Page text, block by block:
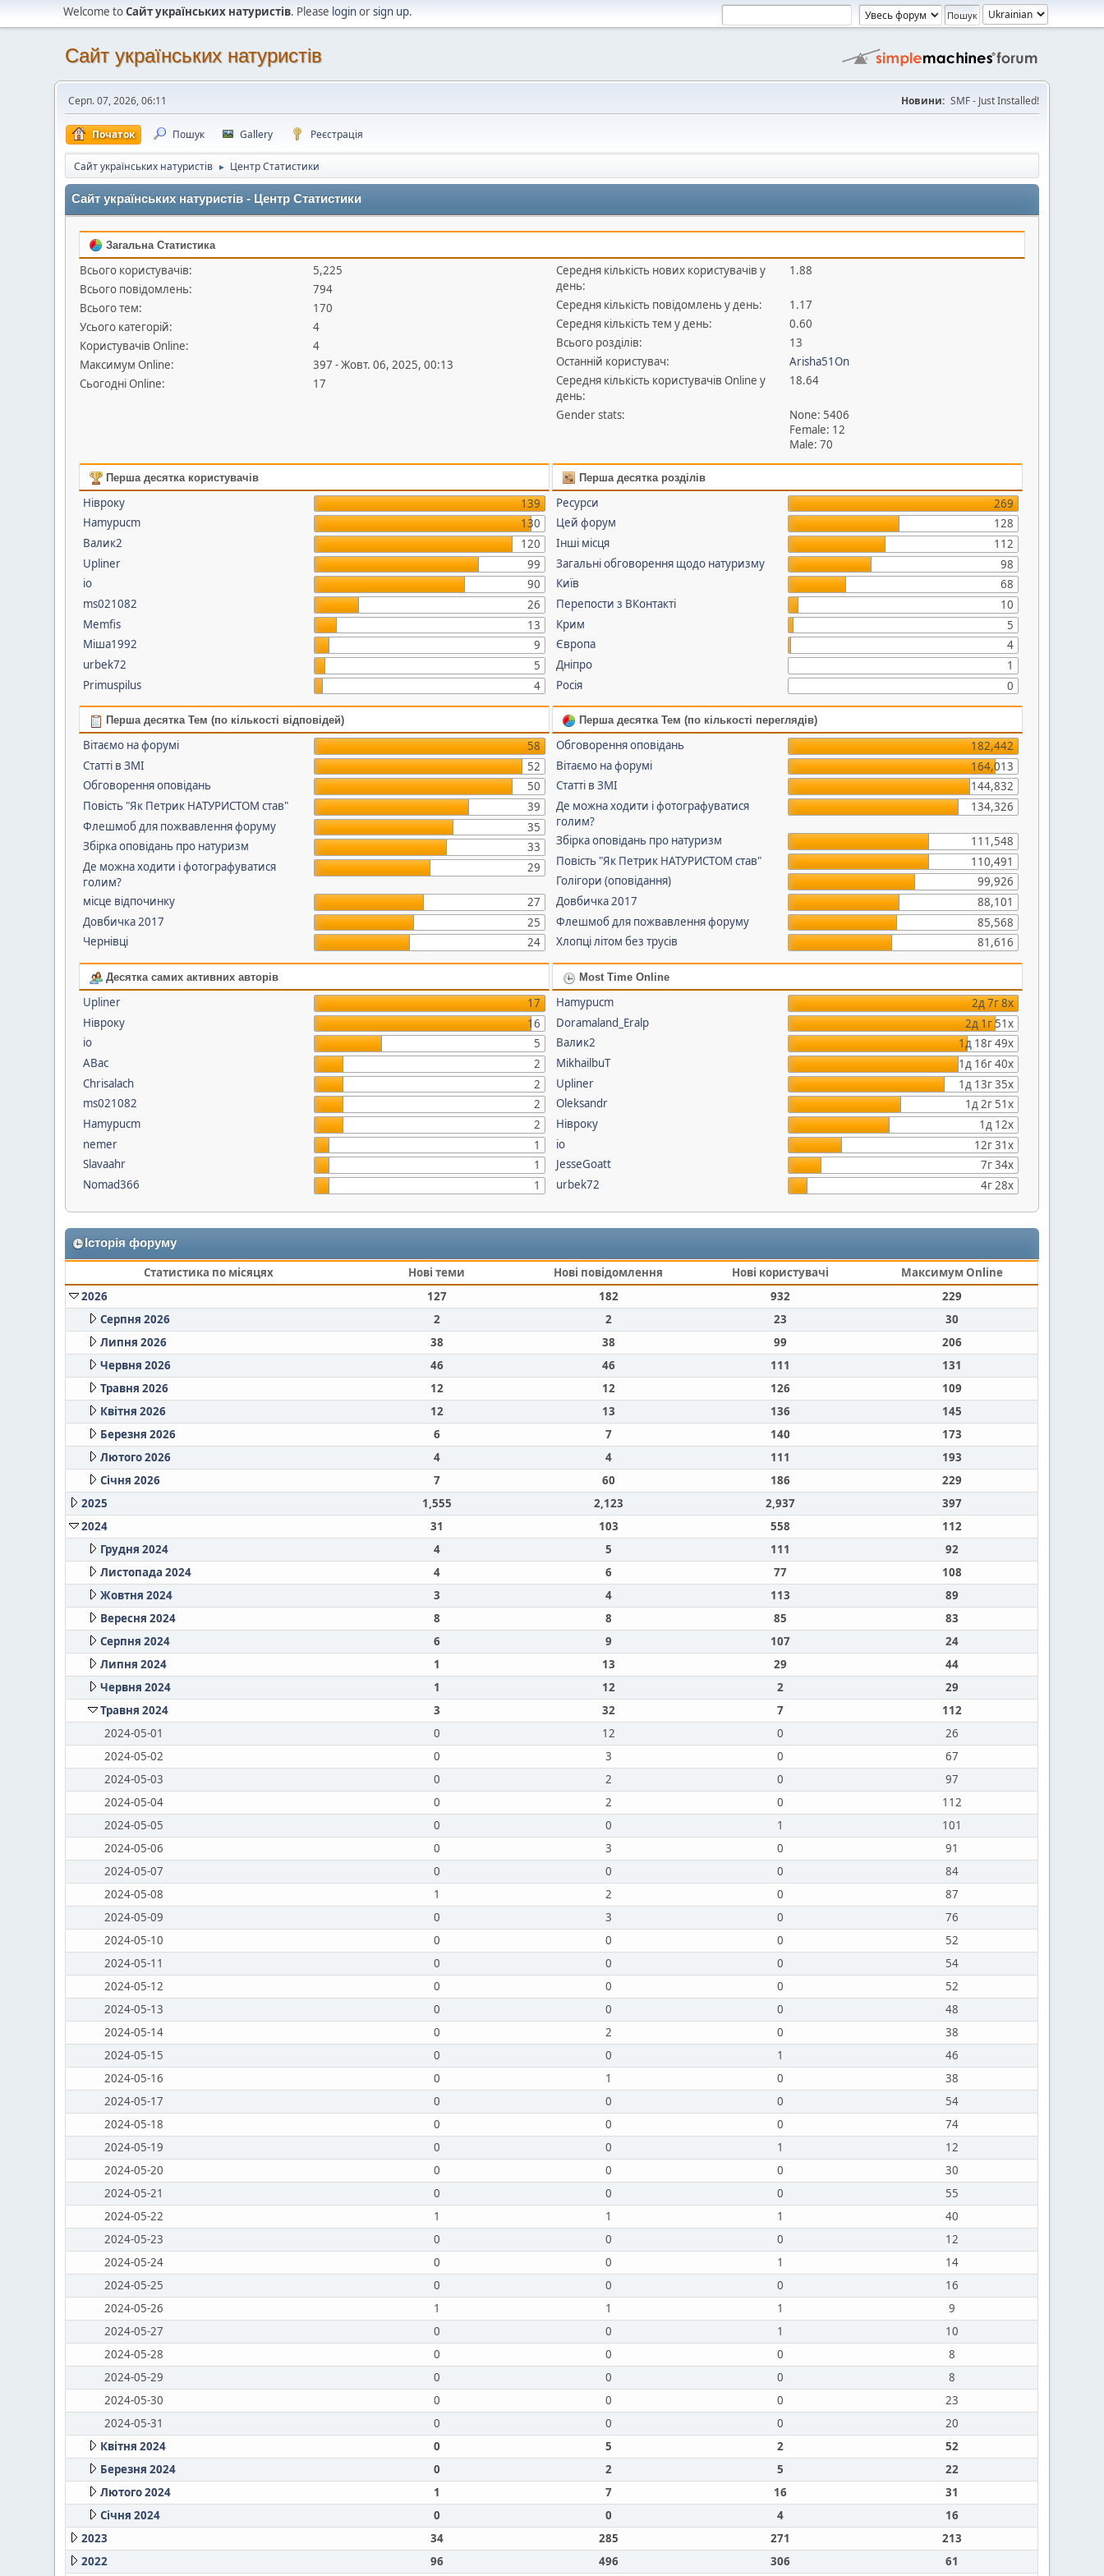
Welcome toСайт українських натуристів. Please loginorsign up.
Сайт українських натуристів
Серп. 07, 2026, 06:11 Новини: SMF - Just Installed!
Початок Пошук Gallery Реєстрація
Сайт українських натуристів ► Центр Статистики
Сайт українських натуристів - Центр Статистики
Загальна Статистика
Всього користувачів:
5,225
Всього повідомлень:
794
Всього тем:
170
Усього категорій:
4
Користувачів Online:
4
Максимум Online:
397 - Жовт. 06, 2025, 00:13
Сьогодні Online:
17
Середня кількість нових користувачів у
день:
1.88
Середня кількість повідомлень у день:
1.17
Середня кількість тем у день:
0.60
Всього розділів:
13
Останній користувач:
Arisha51On
Середня кількість користувачів Оnline у
день:
18.64
Gender stats:
None: 5406
Female: 12
Male: 70
Перша десятка користувачів
Нівроку
139
Hamypucm
130
Валик2
120
Upliner
99
io
90
ms021082
26
Memfis
13
Міша1992
9
urbek72
5
Primuspilus
4
Перша десятка розділів
Ресурси
269
Цей форум
128
Інші місця
112
Загальні обговорення щодо натуризму
98
Київ
68
Перепости з ВКонтакті
10
Крим
5
Європа
4
Дніпро
1
Росія
0
Перша десятка Тем (по кількості відповідей)
Вітаємо на форумі
58
Статті в ЗМІ
52
Обговорення оповідань
50
Повість "Як Петрик НАТУРИСТОМ став"
39
Флешмоб для пожвавлення форуму
35
Збірка оповідань про натуризм
33
Де можна ходити і фотографуватися
голим?
29
місце відпочинку
27
Довбичка 2017
25
Чернівці
24
Перша десятка Тем (по кількості переглядів)
Обговорення оповідань
182,442
Вітаємо на форумі
164,013
Статті в ЗМІ
144,832
Де можна ходити і фотографуватися
голим?
134,326
Збірка оповідань про натуризм
111,548
Повість "Як Петрик НАТУРИСТОМ став"
110,491
Голігори (оповідання)
99,926
Довбичка 2017
88,101
Флешмоб для пожвавлення форуму
85,568
Хлопці літом без трусів
81,616
Десятка самих активних авторів
Upliner
17
Нівроку
16
io
5
АВас
2
Chrisalach
2
ms021082
2
Hamypucm
2
nemer
1
Slavaahr
1
Nomad366
1
Most Time Online
Hamypucm
2д 7г 8х
Doramaland_Eralp
2д 1г 51х
Валик2
1д 18г 49х
MikhailbuT
1д 16г 40х
Upliner
1д 13г 35х
Oleksandr
1д 2г 51х
Нівроку
1д 12х
io
12г 31х
JesseGoatt
7г 34х
urbek72
4г 28х
Історія форуму
Статистика по місяцях Нові теми Нові повідомлення Нові користувачі
Максимум Online
2026
127 182 932
229
Серпня 2026
2 2 23
30
Липня 2026
38 38 99
206
Червня 2026
46 46 111
131
Травня 2026
12 12 126
109
Квітня 2026
12 13 136
145
Березня 2026
6 7 140
173
Лютого 2026
4 4 111
193
Січня 2026
7 60 186
229
2025
1,555 2,123 2,937
397
2024
31 103 558
112
Грудня 2024
4 5 111
92
Листопада 2024
4 6 77
108
Жовтня 2024
3 4 113
89
Вересня 2024
8 8 85
83
Серпня 2024
6 9 107
24
Липня 2024
1 13 29
44
Червня 2024
1 12 2
29
Травня 2024
3 32 7
112
2024-05-01
0 12 0
26
2024-05-02
0 3 0
67
2024-05-03
0 2 0
97
2024-05-04
0 2 0
112
2024-05-05
0 0 1
101
2024-05-06
0 3 0
91
2024-05-07
0 0 0
84
2024-05-08
1 2 0
87
2024-05-09
0 3 0
76
2024-05-10
0 0 0
52
2024-05-11
0 0 0
54
2024-05-12
0 0 0
52
2024-05-13
0 0 0
48
2024-05-14
0 2 0
38
2024-05-15
0 0 1
46
2024-05-16
0 1 0
38
2024-05-17
0 0 0
54
2024-05-18
0 0 0
74
2024-05-19
0 0 1
12
2024-05-20
0 0 0
30
2024-05-21
0 0 0
55
2024-05-22
1 1 1
40
2024-05-23
0 0 0
12
2024-05-24
0 0 1
14
2024-05-25
0 0 0
16
2024-05-26
1 1 1
9
2024-05-27
0 0 1
10
2024-05-28
0 0 0
8
2024-05-29
0 0 0
8
2024-05-30
0 0 0
23
2024-05-31
0 0 0
20
Квітня 2024
0 5 2
52
Березня 2024
0 2 5
22
Лютого 2024
1 7 16
31
Січня 2024
0 0 4
16
2023
34 285 271
213
2022
96 496 306 61